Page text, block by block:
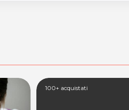
100+ acquistati